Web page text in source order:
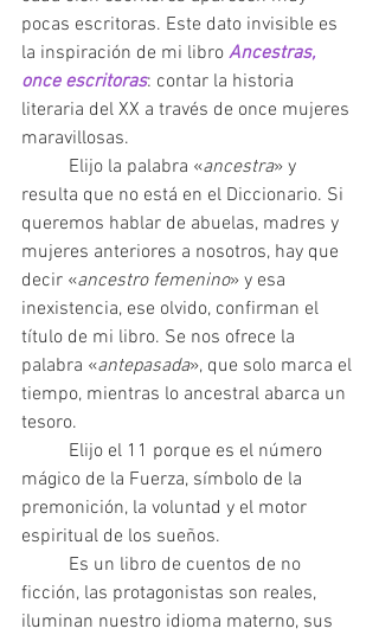
pocas escritoras. Este dato invisible es
la inspiración de mi libro Ancestras,
once escritoras: contar la historia
literaria del XX a través de once mujeres
maravillosas.
	Elijo la palabra «
ancestra» y
resulta que no está en el Diccionario. Si
queremos hablar de abuelas, madres y
mujeres anteriores a nosotros, hay que
decir «ancestro femenino» y esa
inexistencia, ese olvido, confirman el
título de mi libro. Se nos ofrece la
palabra «antepasada», que solo marca el
tiempo, mientras lo ancestral abarca un
tesoro.
mágico de la Fuerza, símbolo de la
premonición, la voluntad y el motor
espiritual de los sueños.
ficción, las protagonistas son reales,
iluminan nuestro idioma materno, sus